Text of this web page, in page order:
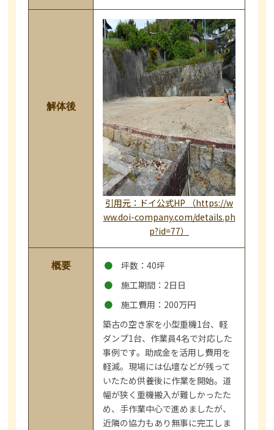
解体後
引用元：ドイ公式HP （https://w
ww.doi-company.com/details.ph
p?id=77）
概要
坪数：40坪
施工期間：2日日
施工費用：200万円
築古の空き家を小型重機1台、軽
ダンプ1台、作業員4名で対応した
事例です。助成金を活用し費用を
軽減。現場には仏壇などが残って
いたため供養後に作業を開始。道
幅が狭く重機搬入が難しかったた
め、手作業中心で進めましたが、
近隣の協力もあり無事に完工しま